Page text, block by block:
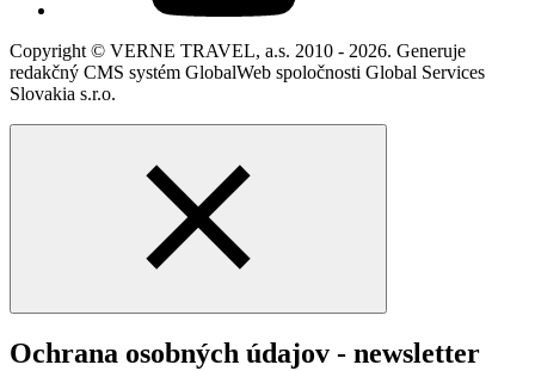
Copyright © VERNE TRAVEL, a.s. 2010 - 2026. Generuje
redakčný CMS systém GlobalWeb spoločnosti Global Services
Slovakia s.r.o.
Ochrana osobných údajov - newsletter